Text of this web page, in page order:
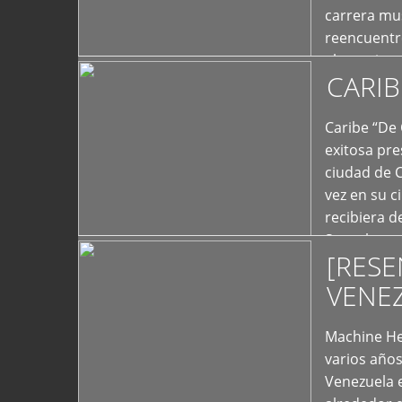
carrera
el exterior
Caribe
exitosa
ciudad de
vez en su
recibiera
Store los
Machine
varios
Venezuela